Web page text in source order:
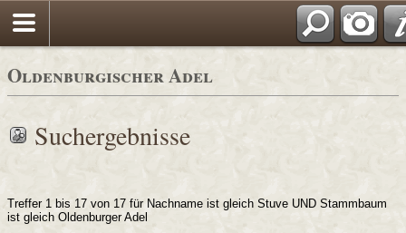
Oldenburgischer Adel
Suchergebnisse
Treffer 1 bis 17 von 17 für Nachname ist gleich Stuve UND Stammbaum
ist gleich Oldenburger Adel